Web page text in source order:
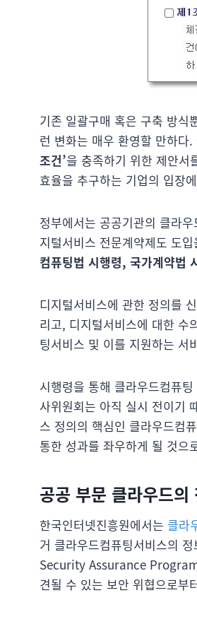
기존 일괄구매 혹은 구축 방식
런 변화는 매우 환영할 만하다
조건’을 충족하기 위한 제안서
효율을 추구하는 기업의 입장
정부에서는 공공기관의 클라
지털서비스 전문계약제도 도
컴퓨팅법 시행령, 국가계약법
디지털서비스에 관한 정의를
리고, 디지털서비스에 대한 수
팅서비스 및 이를 지원하는 서
시행령을 통해 클라우드컴퓨
사위원회는 아직 실시 전이기
스 정의의 핵심인 클라우드컴
통한 성과를 좌우하게 될 것으
공공 부문 클라우드
한국인터넷진흥원에서는 클라
거 클라우드컴퓨팅서비스의
Security Assurance
견될 수 있는 보안 위협으로부